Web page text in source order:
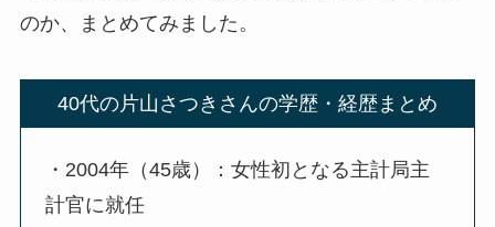
のか、まとめてみました。
40代の片山さつきさんの学歴・経歴まとめ
・2004年（45歳）：女性初となる主計局主
計官に就任